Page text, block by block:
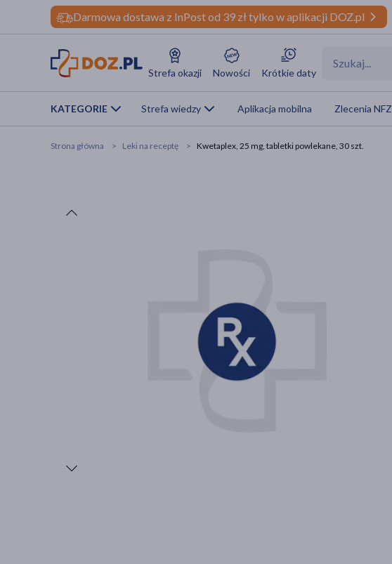
Darmowa dostawa z InPost od 39 zł tylko w aplikacji DOZ.pl
Strefa okazji Nowości Krótkie daty
KATEGORIE Strefa wiedzy Aplikacja mobilna Zlecenia NFZ
Strona główna Leki na receptę Kwetaplex, 25 mg, tabletki powlekane, 30 szt.